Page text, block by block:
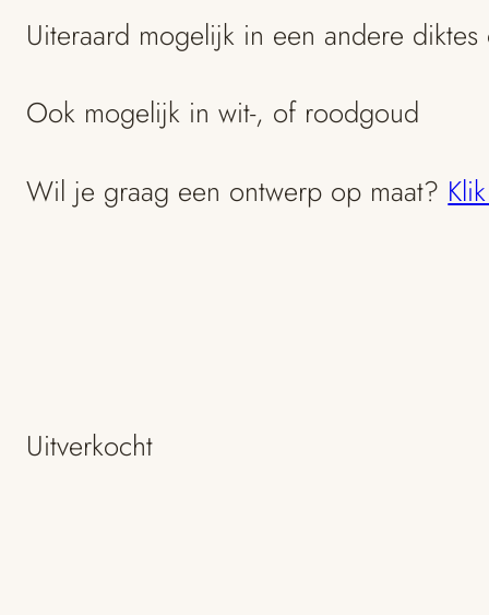
Uiteraard mogelijk in een andere
Ook mogelijk in wit-, of roodgoud
Wil je graag een ontwerp op maat?
Uitverkocht